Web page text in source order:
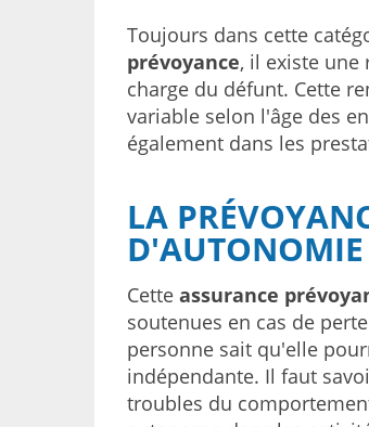
Toujours dans cette
prévoyance, il existe une
charge du défunt. Cette
variable selon l'âge des
également dans les
LA
D'AUTONOMIE
Cette assurance
soutenues en cas de
personne sait qu'elle
indépendante. Il faut
troubles du